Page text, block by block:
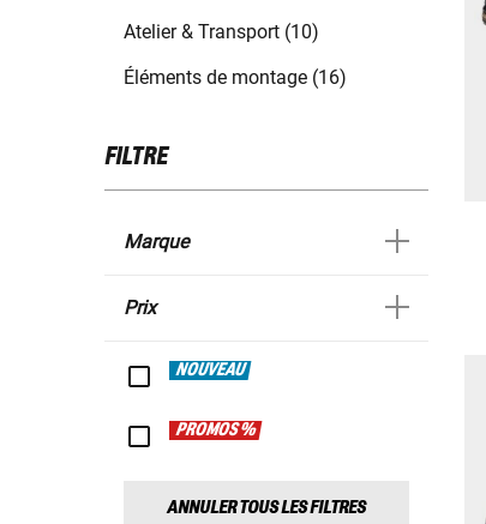
Atelier & Transport (10)
Éléments de montage (16)
FILTRE
Marque
Prix
NOUVEAU
PROMOS %
ANNULER TOUS LES FILTRES